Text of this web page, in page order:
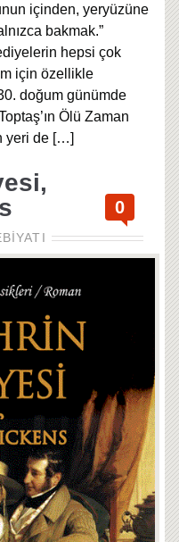
içinden, yeryüzüne
bakmak.”
hepsi çok
için özellikle
doğum günümde
Ölü Zaman
yeri de […]
0